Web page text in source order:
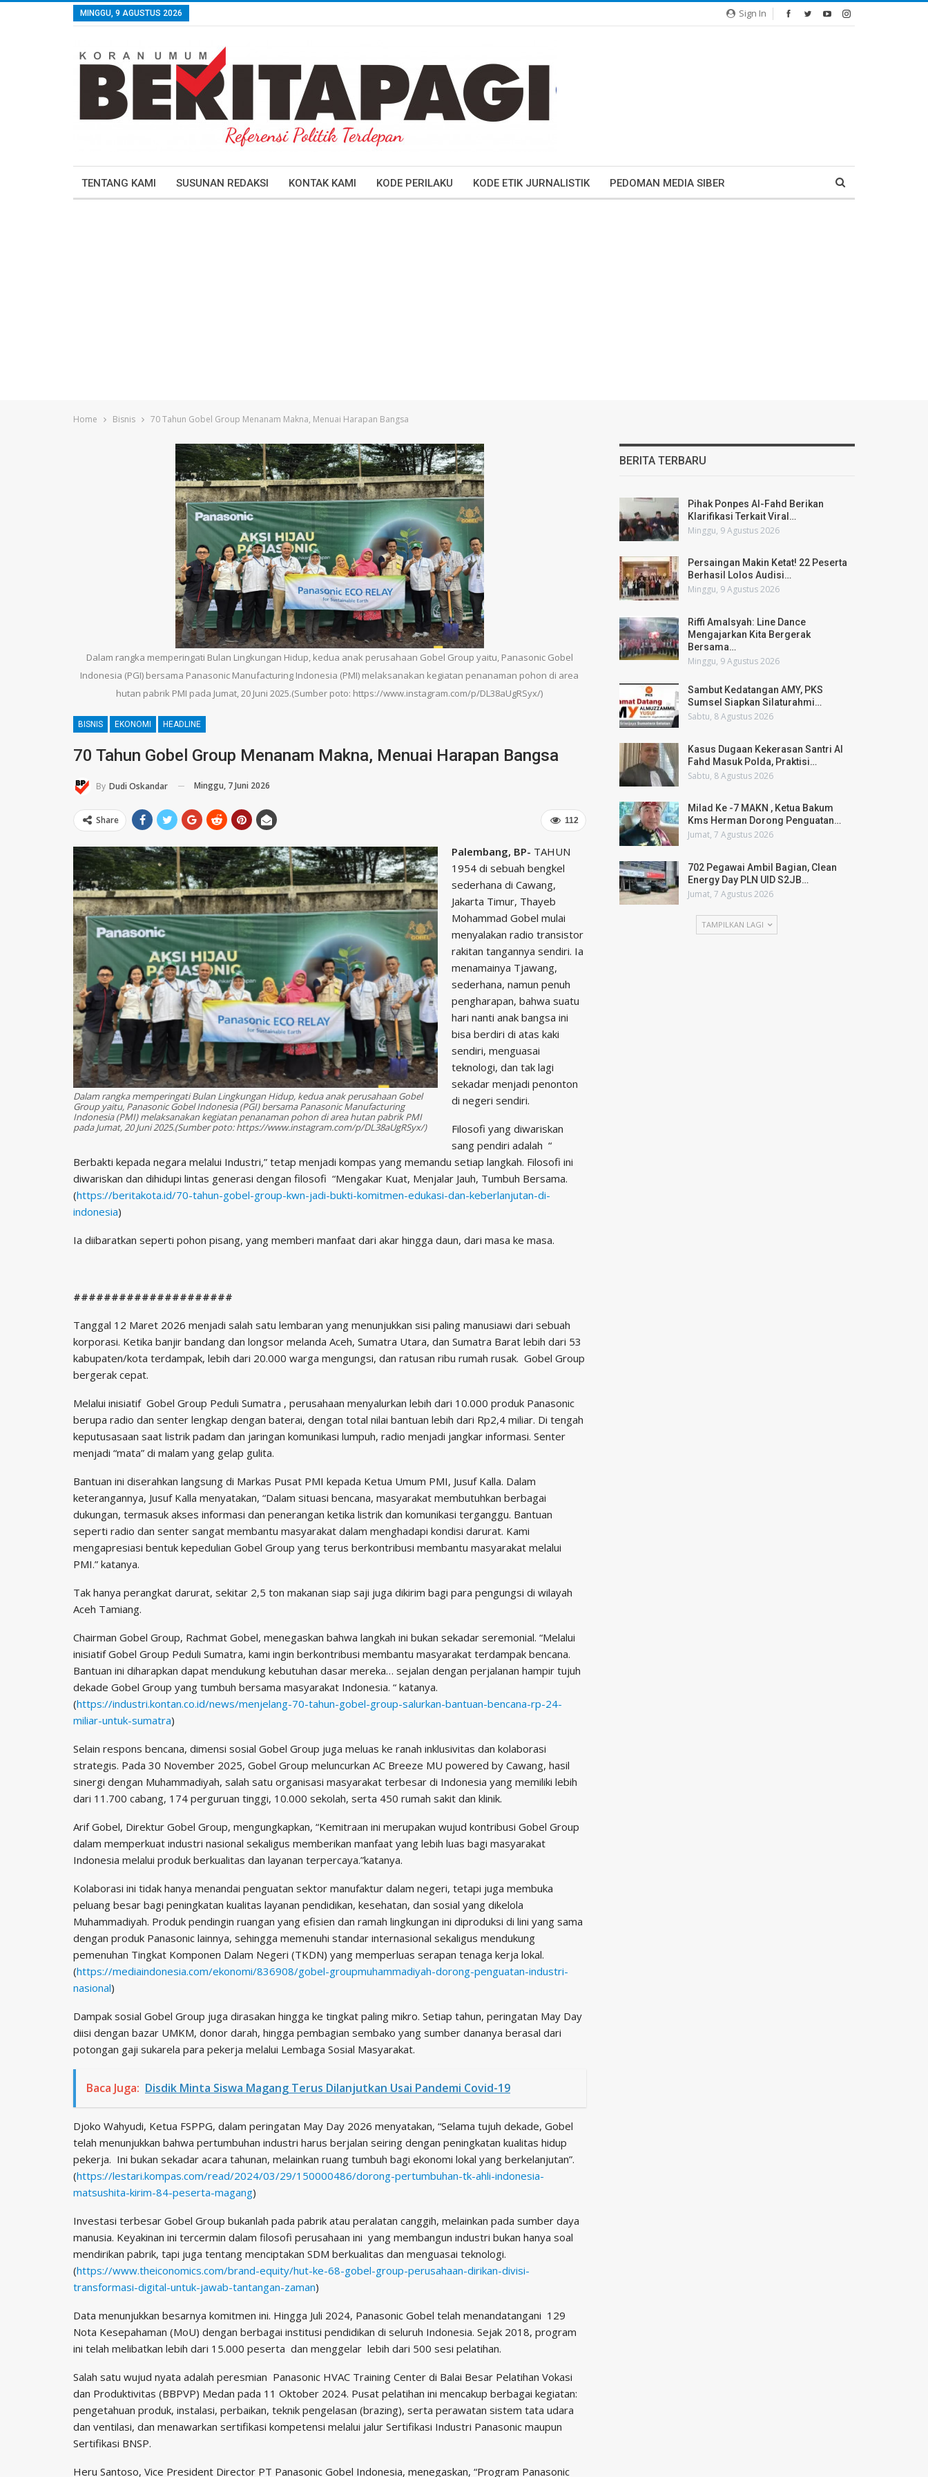
Sign In
MINGGU, 9 AGUSTUS 2026
TENTANG KAMI SUSUNAN REDAKSI KONTAK KAMI KODE PERILAKU KODE ETIK JURNALISTIK PEDOMAN MEDIA SIBER
Home Bisnis 70 Tahun Gobel Group Menanam Makna, Menuai Harapan Bangsa
Dalam rangka memperingati Bulan Lingkungan Hidup, kedua anak perusahaan Gobel Group yaitu, Panasonic Gobel
Indonesia (PGI) bersama Panasonic Manufacturing Indonesia (PMI) melaksanakan kegiatan penanaman pohon di area
hutan pabrik PMI pada Jumat, 20 Juni 2025.(Sumber poto: https://www.instagram.com/p/DL38aUgRSyx/)
BISNIS EKONOMI HEADLINE
70 Tahun Gobel Group Menanam Makna, Menuai Harapan Bangsa
By Dudi Oskandar Minggu, 7 Juni 2026
112
Share
Dalam rangka memperingati Bulan Lingkungan Hidup, kedua anak perusahaan Gobel
Group yaitu, Panasonic Gobel Indonesia (PGI) bersama Panasonic Manufacturing
Indonesia (PMI) melaksanakan kegiatan penanaman pohon di area hutan pabrik PMI
pada Jumat, 20 Juni 2025.(Sumber poto: https://www.instagram.com/p/DL38aUgRSyx/)
Palembang, BP- TAHUN
1954 di sebuah bengkel
sederhana di Cawang,
Jakarta Timur, Thayeb
Mohammad Gobel mulai
menyalakan radio transistor
rakitan tangannya sendiri. Ia
menamainya Tjawang,
sederhana, namun penuh
pengharapan, bahwa suatu
hari nanti anak bangsa ini
bisa berdiri di atas kaki
sendiri, menguasai
teknologi, dan tak lagi
sekadar menjadi penonton
di negeri sendiri.
Filosofi yang diwariskan
sang pendiri adalah “
Berbakti kepada negara melalui Industri,” tetap menjadi kompas yang memandu setiap langkah. Filosofi ini
diwariskan dan dihidupi lintas generasi dengan filosofi “Mengakar Kuat, Menjalar Jauh, Tumbuh Bersama.
(https://beritakota.id/70-tahun-gobel-group-kwn-jadi-bukti-komitmen-edukasi-dan-keberlanjutan-di-
indonesia)
Ia diibaratkan seperti pohon pisang, yang memberi manfaat dari akar hingga daun, dari masa ke masa.
#####################
Tanggal 12 Maret 2026 menjadi salah satu lembaran yang menunjukkan sisi paling manusiawi dari sebuah
korporasi. Ketika banjir bandang dan longsor melanda Aceh, Sumatra Utara, dan Sumatra Barat lebih dari 53
kabupaten/kota terdampak, lebih dari 20.000 warga mengungsi, dan ratusan ribu rumah rusak. Gobel Group
bergerak cepat.
Melalui inisiatif Gobel Group Peduli Sumatra , perusahaan menyalurkan lebih dari 10.000 produk Panasonic
berupa radio dan senter lengkap dengan baterai, dengan total nilai bantuan lebih dari Rp2,4 miliar. Di tengah
keputusasaan saat listrik padam dan jaringan komunikasi lumpuh, radio menjadi jangkar informasi. Senter
menjadi “mata” di malam yang gelap gulita.
Bantuan ini diserahkan langsung di Markas Pusat PMI kepada Ketua Umum PMI, Jusuf Kalla. Dalam
keterangannya, Jusuf Kalla menyatakan, “Dalam situasi bencana, masyarakat membutuhkan berbagai
dukungan, termasuk akses informasi dan penerangan ketika listrik dan komunikasi terganggu. Bantuan
seperti radio dan senter sangat membantu masyarakat dalam menghadapi kondisi darurat. Kami
mengapresiasi bentuk kepedulian Gobel Group yang terus berkontribusi membantu masyarakat melalui
PMI.” katanya.
Tak hanya perangkat darurat, sekitar 2,5 ton makanan siap saji juga dikirim bagi para pengungsi di wilayah
Aceh Tamiang.
Chairman Gobel Group, Rachmat Gobel, menegaskan bahwa langkah ini bukan sekadar seremonial. “Melalui
inisiatif Gobel Group Peduli Sumatra, kami ingin berkontribusi membantu masyarakat terdampak bencana.
Bantuan ini diharapkan dapat mendukung kebutuhan dasar mereka… sejalan dengan perjalanan hampir tujuh
dekade Gobel Group yang tumbuh bersama masyarakat Indonesia. “ katanya.
(https://industri.kontan.co.id/news/menjelang-70-tahun-gobel-group-salurkan-bantuan-bencana-rp-24-
miliar-untuk-sumatra)
Selain respons bencana, dimensi sosial Gobel Group juga meluas ke ranah inklusivitas dan kolaborasi
strategis. Pada 30 November 2025, Gobel Group meluncurkan AC Breeze MU powered by Cawang, hasil
sinergi dengan Muhammadiyah, salah satu organisasi masyarakat terbesar di Indonesia yang memiliki lebih
dari 11.700 cabang, 174 perguruan tinggi, 10.000 sekolah, serta 450 rumah sakit dan klinik.
Arif Gobel, Direktur Gobel Group, mengungkapkan, “Kemitraan ini merupakan wujud kontribusi Gobel Group
dalam memperkuat industri nasional sekaligus memberikan manfaat yang lebih luas bagi masyarakat
Indonesia melalui produk berkualitas dan layanan terpercaya.”katanya.
Kolaborasi ini tidak hanya menandai penguatan sektor manufaktur dalam negeri, tetapi juga membuka
peluang besar bagi peningkatan kualitas layanan pendidikan, kesehatan, dan sosial yang dikelola
Muhammadiyah. Produk pendingin ruangan yang efisien dan ramah lingkungan ini diproduksi di lini yang sama
dengan produk Panasonic lainnya, sehingga memenuhi standar internasional sekaligus mendukung
pemenuhan Tingkat Komponen Dalam Negeri (TKDN) yang memperluas serapan tenaga kerja lokal.
(https://mediaindonesia.com/ekonomi/836908/gobel-groupmuhammadiyah-dorong-penguatan-industri-
nasional)
Dampak sosial Gobel Group juga dirasakan hingga ke tingkat paling mikro. Setiap tahun, peringatan May Day
diisi dengan bazar UMKM, donor darah, hingga pembagian sembako yang sumber dananya berasal dari
potongan gaji sukarela para pekerja melalui Lembaga Sosial Masyarakat.
Baca Juga: Disdik Minta Siswa Magang Terus Dilanjutkan Usai Pandemi Covid-19
Djoko Wahyudi, Ketua FSPPG, dalam peringatan May Day 2026 menyatakan, “Selama tujuh dekade, Gobel
telah menunjukkan bahwa pertumbuhan industri harus berjalan seiring dengan peningkatan kualitas hidup
pekerja. Ini bukan sekadar acara tahunan, melainkan ruang tumbuh bagi ekonomi lokal yang berkelanjutan”.
(https://lestari.kompas.com/read/2024/03/29/150000486/dorong-pertumbuhan-tk-ahli-indonesia-
matsushita-kirim-84-peserta-magang)
Investasi terbesar Gobel Group bukanlah pada pabrik atau peralatan canggih, melainkan pada sumber daya
manusia. Keyakinan ini tercermin dalam filosofi perusahaan ini yang membangun industri bukan hanya soal
mendirikan pabrik, tapi juga tentang menciptakan SDM berkualitas dan menguasai teknologi.
(https://www.theiconomics.com/brand-equity/hut-ke-68-gobel-group-perusahaan-dirikan-divisi-
transformasi-digital-untuk-jawab-tantangan-zaman)
Data menunjukkan besarnya komitmen ini. Hingga Juli 2024, Panasonic Gobel telah menandatangani 129
Nota Kesepahaman (MoU) dengan berbagai institusi pendidikan di seluruh Indonesia. Sejak 2018, program
ini telah melibatkan lebih dari 15.000 peserta dan menggelar lebih dari 500 sesi pelatihan.
Salah satu wujud nyata adalah peresmian Panasonic HVAC Training Center di Balai Besar Pelatihan Vokasi
dan Produktivitas (BBPVP) Medan pada 11 Oktober 2024. Pusat pelatihan ini mencakup berbagai kegiatan:
pengetahuan produk, instalasi, perbaikan, teknik pengelasan (brazing), serta perawatan sistem tata udara
dan ventilasi, dan menawarkan sertifikasi kompetensi melalui jalur Sertifikasi Industri Panasonic maupun
Sertifikasi BNSP.
Heru Santoso, Vice President Director PT Panasonic Gobel Indonesia, menegaskan, “Program Panasonic
BERITA TERBARU
Pihak Ponpes Al-Fahd Berikan
Klarifikasi Terkait Viral…
Minggu, 9 Agustus 2026
Persaingan Makin Ketat! 22 Peserta
Berhasil Lolos Audisi…
Minggu, 9 Agustus 2026
Riffi Amalsyah: Line Dance
Mengajarkan Kita Bergerak
Bersama…
Minggu, 9 Agustus 2026
Sambut Kedatangan AMY, PKS
Sumsel Siapkan Silaturahmi…
Sabtu, 8 Agustus 2026
Kasus Dugaan Kekerasan Santri Al
Fahd Masuk Polda, Praktisi…
Sabtu, 8 Agustus 2026
Milad Ke -7 MAKN , Ketua Bakum
Kms Herman Dorong Penguatan…
Jumat, 7 Agustus 2026
702 Pegawai Ambil Bagian, Clean
Energy Day PLN UID S2JB…
Jumat, 7 Agustus 2026
TAMPILKAN LAGI